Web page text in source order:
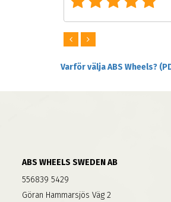
Varför välja ABS Wheels?
ABS WHEELS SWEDEN AB
556839 5429
Göran Hammarsjös Väg 2